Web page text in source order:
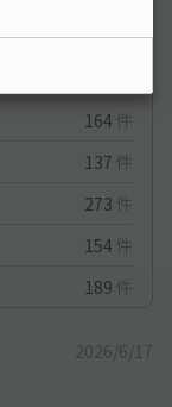
164 件
137 件
273 件
154 件
189 件
2026/6/17